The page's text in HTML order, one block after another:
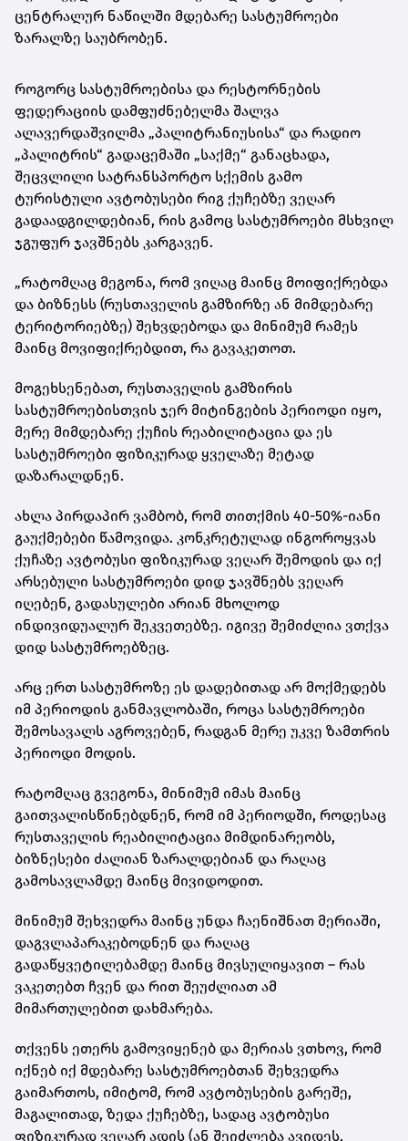
ცენტრალურ ნაწილში მდებარე სასტუმროები
ზარალზე საუბრობენ.
როგორც სასტუმროებისა და რესტორნების
ფედერაციის დამფუძნებელმა შალვა
ალავერდაშვილმა „პალიტრანიუსისა“ და რადიო
„პალიტრის“ გადაცემაში „საქმე“ განაცხადა,
შეცვლილი სატრანსპორტო სქემის გამო
ტურისტული ავტობუსები რიგ ქუჩებზე ვეღარ
გადაადგილდებიან, რის გამოც სასტუმროები მსხვილ
ჯგუფურ ჯავშნებს კარგავენ.
„რატომღაც მეგონა, რომ ვიღაც მაინც მოიფიქრებდა
და ბიზნესს (რუსთაველის გამზირზე ან მიმდებარე
ტერიტორიებზე) შეხვდებოდა და მინიმუმ რამეს
მაინც მოვიფიქრებდით, რა გავაკეთოთ.
მოგეხსენებათ, რუსთაველის გამზირის
სასტუმროებისთვის ჯერ მიტინგების პერიოდი იყო,
მერე მიმდებარე ქუჩის რეაბილიტაცია და ეს
სასტუმროები ფიზიკურად ყველაზე მეტად
დაზარალდნენ.
ახლა პირდაპირ ვამბობ, რომ თითქმის 40-50%-იანი
გაუქმებები წამოვიდა. კონკრეტულად ინგოროყვას
ქუჩაზე ავტობუსი ფიზიკურად ვეღარ შემოდის და იქ
არსებული სასტუმროები დიდ ჯავშნებს ვეღარ
იღებენ, გადასულები არიან მხოლოდ
ინდივიდუალურ შეკვეთებზე. იგივე შემიძლია ვთქვა
დიდ სასტუმროებზეც.
არც ერთ სასტუმროზე ეს დადებითად არ მოქმედებს
იმ პერიოდის განმავლობაში, როცა სასტუმროები
შემოსავალს აგროვებენ, რადგან მერე უკვე ზამთრის
პერიოდი მოდის.
რატომღაც გვეგონა, მინიმუმ იმას მაინც
გაითვალისწინებდნენ, რომ იმ პერიოდში, როდესაც
რუსთაველის რეაბილიტაცია მიმდინარეობს,
ბიზნესები ძალიან ზარალდებიან და რაღაც
გამოსავლამდე მაინც მივიდოდით.
მინიმუმ შეხვედრა მაინც უნდა ჩაენიშნათ მერიაში,
დაგვლაპარაკებოდნენ და რაღაც
გადაწყვეტილებამდე მაინც მივსულიყავით – რას
ვაკეთებთ ჩვენ და რით შეუძლიათ ამ
მიმართულებით დახმარება.
თქვენს ეთერს გამოვიყენებ და მერიას ვთხოვ, რომ
იქნებ იქ მდებარე სასტუმროებთან შეხვედრა
გაიმართოს, იმიტომ, რომ ავტობუსების გარეშე,
მაგალითად, ზედა ქუჩებზე, სადაც ავტობუსი
ფიზიკურად ვეღარ ადის (ან შეიძლება ავიდეს,